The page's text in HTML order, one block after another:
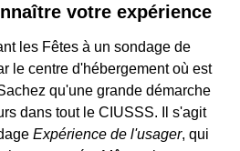
votre expérience
les Fêtes à un sondage de
le centre d'hébergement où est
qu'une grande démarche
dans tout le CIUSSS. Il s'agit
Expérience de l'usager, qui